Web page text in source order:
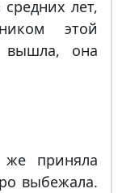
лет,
этой
вышла, она
же приняла
выбежала.